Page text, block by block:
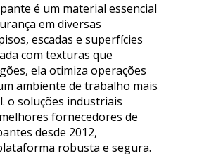
é um material essencial
em diversas
escadas e superfícies
com texturas que
ela otimiza operações
ambiente de trabalho mais
o soluções industriais
fornecedores de
desde 2012,
robusta e segura.